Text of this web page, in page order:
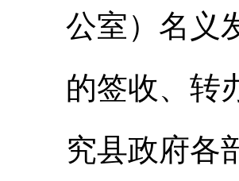
公室）名义
的签收、转
究县政府各